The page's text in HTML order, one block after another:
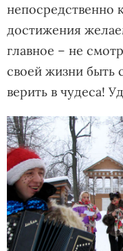
непосредственно
достижения
главное – не
своей жизни быть
верить в чудеса!